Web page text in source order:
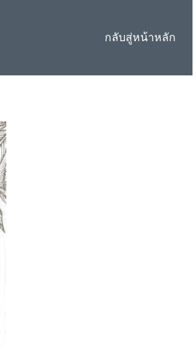
กลับสู่หน้าหลัก